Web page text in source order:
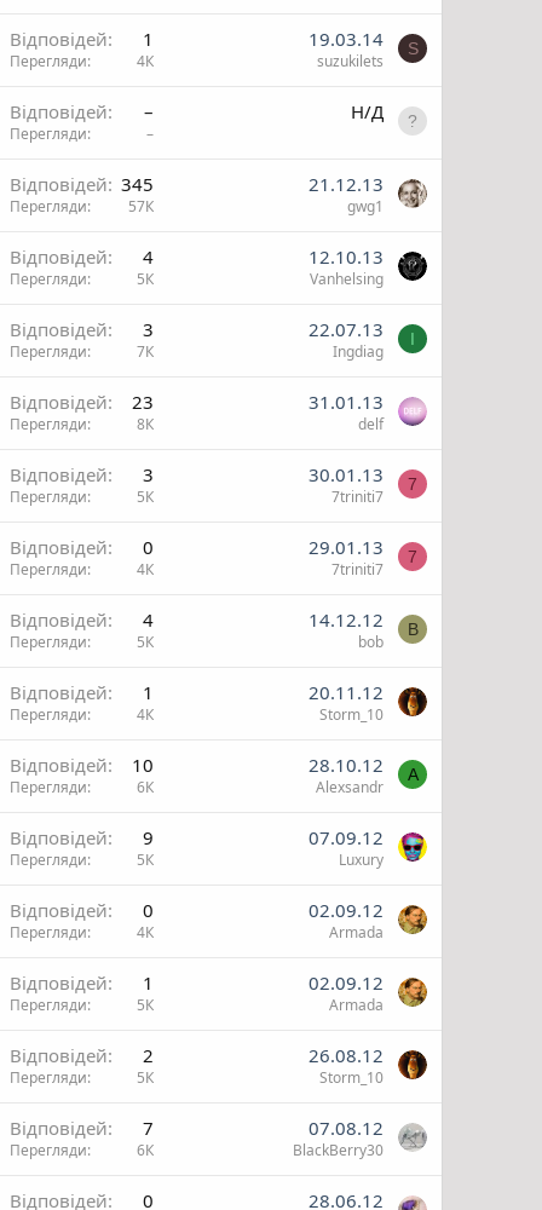
Відповідей 1
Перегляди 4К
19.03.14
suzukilets
S
Відповідей –
Перегляди –
Н/Д
Відповідей 345
Перегляди 57К
21.12.13
gwg1
Відповідей 4
Перегляди 5К
12.10.13
Vanhelsing
Відповідей 3
Перегляди 7К
22.07.13
Ingdiag
I
Відповідей 23
Перегляди 8К
31.01.13
delf
Відповідей 3
Перегляди 5К
30.01.13
7triniti7
7
Відповідей 0
Перегляди 4К
29.01.13
7triniti7
7
Відповідей 4
Перегляди 5К
14.12.12
bob
B
Відповідей 1
Перегляди 4К
20.11.12
Storm_10
Відповідей 10
Перегляди 6К
28.10.12
Alexsandr
A
Відповідей 9
Перегляди 5К
07.09.12
Luxury
Відповідей 0
Перегляди 4К
02.09.12
Armada
Відповідей 1
Перегляди 5К
02.09.12
Armada
Відповідей 2
Перегляди 5К
26.08.12
Storm_10
Відповідей 7
Перегляди 6К
07.08.12
BlackBerry30
Відповідей 0 28.06.12